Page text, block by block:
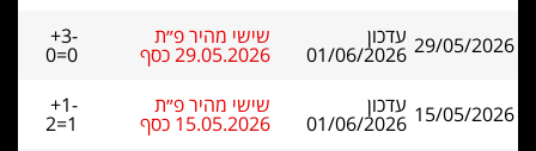
29/05/2026 עדכון
01/06/2026
שישי מהיר פ״ת
29.05.2026 כסף
+3-
0=0
15/05/2026 עדכון
01/06/2026
שישי מהיר פ״ת
15.05.2026 כסף
+1-
2=1